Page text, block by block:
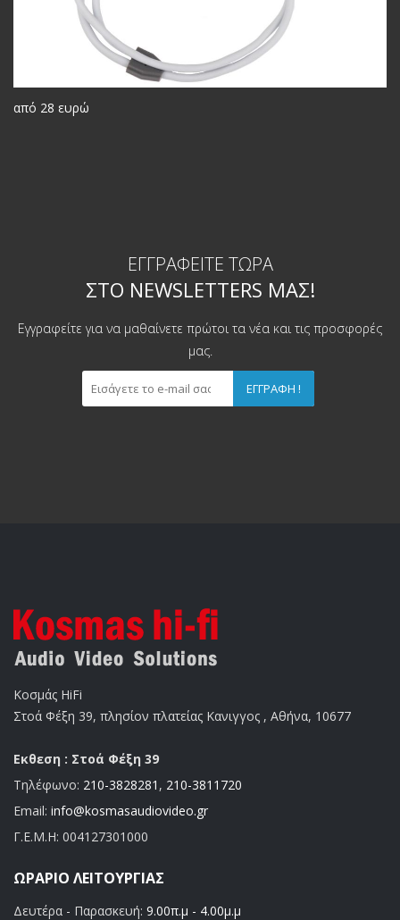
από 28 ευρώ
ΕΓΓΡΑΦΕΊΤΕ ΤΏΡΑ
ΣΤΟ NEWSLETTERS ΜΑΣ!
Εγγραφείτε για να μαθαίνετε πρώτοι τα νέα και τις προσφορές
μας.
ΕΓΓΡΑΦΉ !
Κοσμάς HiFi
Στοά Φέξη 39, πλησίον πλατείας Κανιγγος , Αθήνα, 10677
Εκθεση : Στοά Φέξη 39
Τηλέφωνο: 210-3828281 , 210-3811720
Email: info@kosmasaudiovideo.gr
Γ.Ε.Μ.Η: 004127301000
ΩΡΆΡΙΟ ΛΕΙΤΟΥΡΓΊΑΣ
Δευτέρα - Παρασκευή: 9.00π.μ - 4.00μ.μ